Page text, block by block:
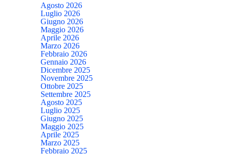
Agosto 2026
Luglio 2026
Giugno 2026
Maggio 2026
Aprile 2026
Marzo 2026
Febbraio 2026
Gennaio 2026
Dicembre 2025
Novembre 2025
Ottobre 2025
Settembre 2025
Agosto 2025
Luglio 2025
Giugno 2025
Maggio 2025
Aprile 2025
Marzo 2025
Febbraio 2025